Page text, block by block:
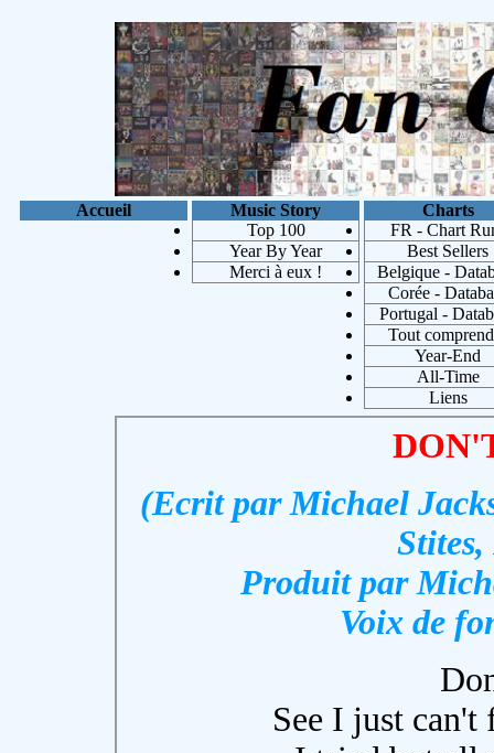
Accueil
Music Story
Top 100
Year By Year
Merci à eux !
Charts
FR - Chart
Best Sellers
Belgique -
Corée -
Portugal -
Tout
Year-End
All-Time
Liens